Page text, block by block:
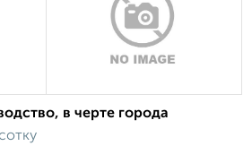
в черте города